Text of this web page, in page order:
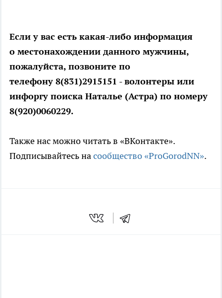
Если у вас есть какая-либо информация
о местонахождении данного мужчины,
пожалуйста, позвоните по
телефону 8(831)2915151 - волонтеры или
инфоргу поиска Наталье (Астра) по номеру
8(920)0060229.
Также нас можно читать в «ВКонтакте».
Подписывайтесь насообщество «ProGorodNN».